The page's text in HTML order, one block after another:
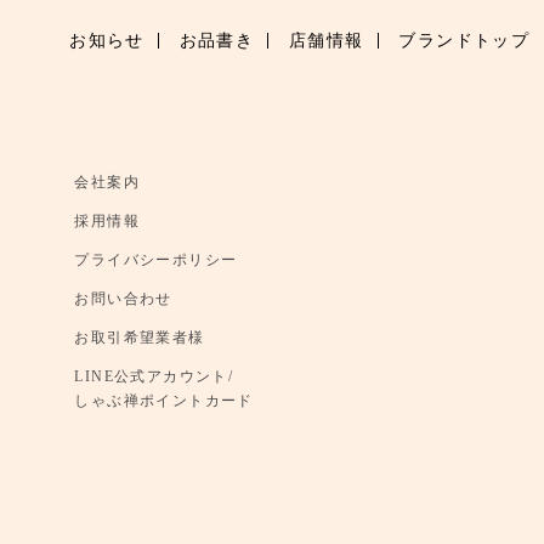
お知らせ お品書き 店舗情報 ブランドトップ
会社案内
採用情報
プライバシーポリシー
お問い合わせ
お取引希望業者様
LINE公式アカウント/
しゃぶ禅ポイントカード